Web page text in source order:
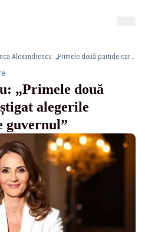
Anca Alexandrescu: „Primele două partide care au câștigat alegerile trebuie să formeze guvernul”
„Primele două
alegerile
guvernul”